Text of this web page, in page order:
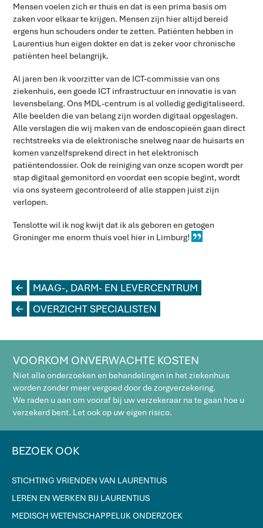
Mensen voelen zich er thuis en dat is een prima basis om
zaken voor elkaar te krijgen. Mensen zijn hier altijd bereid
ergens hun schouders onder te zetten. Patiënten hebben in
Laurentius hun eigen dokter en dat is zeker voor chronische
patiënten heel belangrijk.
Al jaren ben ik voorzitter van de ICT-commissie van ons
ziekenhuis, een goede ICT infrastructuur en innovatie is van
levensbelang. Ons MDL-centrum is al volledig gedigitaliseerd.
Alle beelden die van belang zijn worden digitaal opgeslagen.
Alle verslagen die wij maken van de endoscopieën gaan direct
rechtstreeks via de elektronische snelweg naar de huisarts en
komen vanzelfsprekend direct in het elektronisch
patiëntendossier. Ook de reiniging van onze scopen wordt per
stap digitaal gemonitord en voordat een scopie begint, wordt
via ons systeem gecontroleerd of alle stappen juist zijn
verlopen.
Tenslotte wil ik nog kwijt dat ik als geboren en getogen
Groninger me enorm thuis voel hier in Limburg!
L MAAG-, DARM- EN LEVERCENTRUM
L OVERZICHT SPECIALISTEN
VOORKOM ONVERWACHTE KOSTEN
Niet alle onderzoeken en behandelingen in het ziekenhuis
worden zonder meer vergoed door de zorgverzekering.
We raden u aan om vooraf bij uw verzekeraar na te gaan hoe u
verzekerd bent. Let ook op uw eigen risico.
BEZOEK OOK
STICHTING VRIENDEN VAN LAURENTIUS
LEREN EN WERKEN BIJ LAURENTIUS
MEDISCH WETENSCHAPPELIJK ONDERZOEK